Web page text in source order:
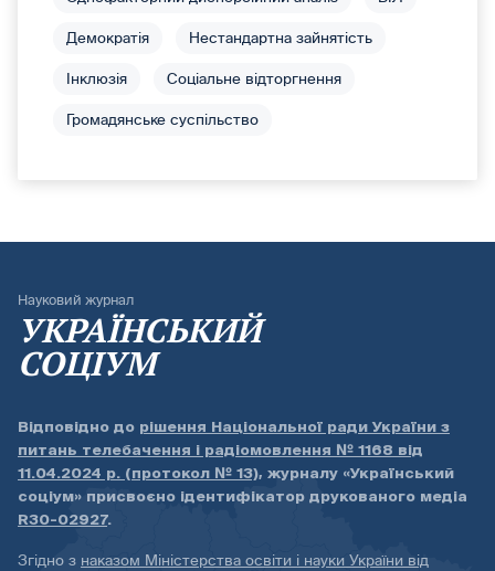
Демократія Нестандартна зайнятість
Інклюзія Соціальне відторгнення
Громадянське суспільство
Науковий журнал
УКРАЇНСЬКИЙ
СОЦІУМ
Відповідно до рішення Національної ради України з
питань телебачення і радіомовлення № 1168 від
11.04.2024 р. (протокол № 13), журналу «Український
соціум» присвоєно ідентифікатор друкованого медіа
R30-02927.
Згідно з наказом Міністерства освіти і науки України від